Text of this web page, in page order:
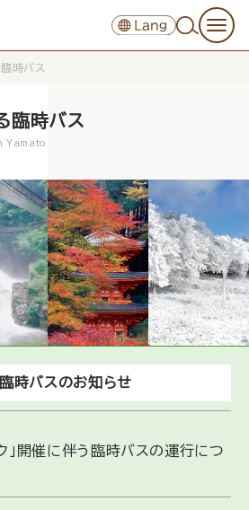
時バス
臨時バス
臨時バスのお知らせ
」開催に伴う臨時バスの運行につ